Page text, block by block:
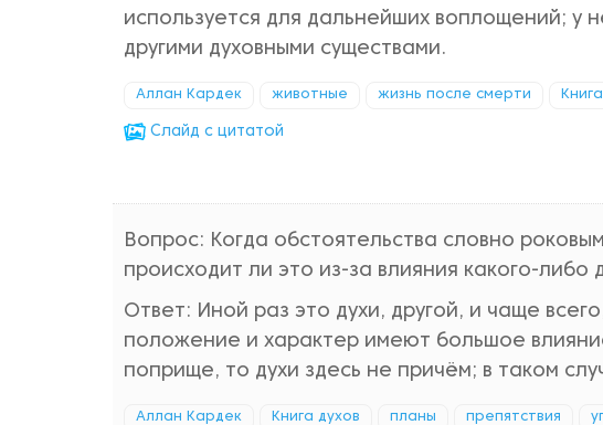
используется для дальнейших воплощений; у
другими духовными существами.
Аллан Кардек животные жизнь после смерти
Cлайд с цитатой
Вопрос: Когда обстоятельства словно
происходит ли это из-за влияния какого-либо
Ответ: Иной раз это духи, другой, и чаще
положение и характер имеют большое
поприще, то духи здесь не причём; в таком
Аллан Кардек Книга духов планы препятствия